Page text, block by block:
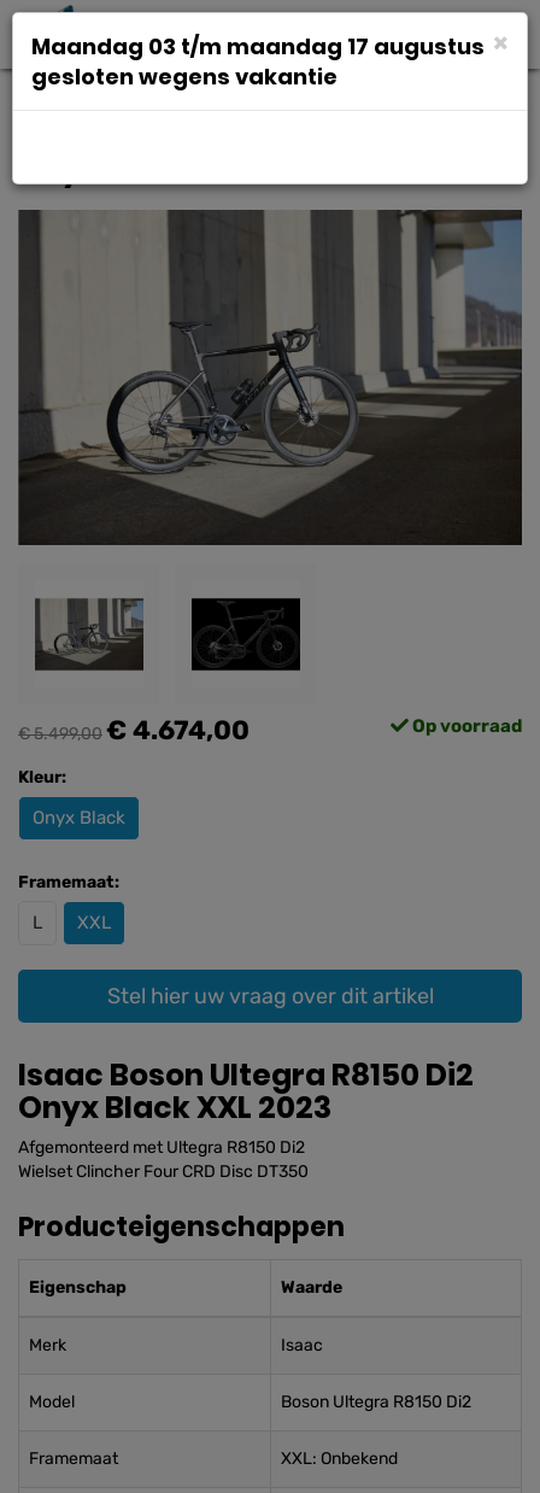
€ 5.499,00€ 4.674,00 Op voorraad
Kleur:
Onyx Black
Framemaat:
L XXL
Stel hier uw vraag over dit artikel
Isaac Boson Ultegra R8150 Di2
Onyx Black XXL 2023
Afgemonteerd met Ultegra R8150 Di2
Wielset Clincher Four CRD Disc DT350
Producteigenschappen
Eigenschap Waarde
Merk Isaac
Model Boson Ultegra R8150 Di2
Framemaat XXL: Onbekend
×
Maandag 03 t/m maandag 17 augustus
gesloten wegens vakantie